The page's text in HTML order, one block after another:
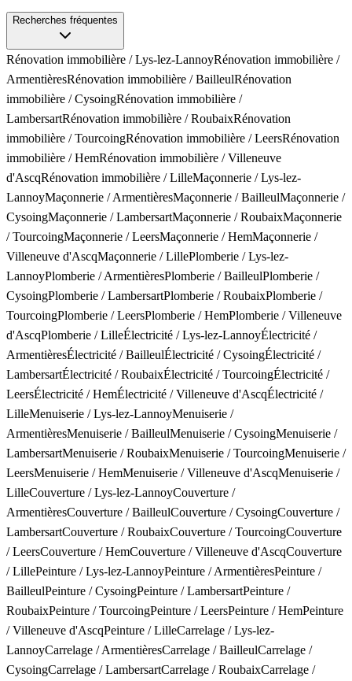
Recherches fréquentes
Rénovation immobilière / Lys-lez-LannoyRénovation immobilière /
ArmentièresRénovation immobilière / BailleulRénovation
immobilière / CysoingRénovation immobilière /
LambersartRénovation immobilière / RoubaixRénovation
immobilière / TourcoingRénovation immobilière / LeersRénovation
immobilière / HemRénovation immobilière / Villeneuve
d'AscqRénovation immobilière / LilleMaçonnerie / Lys-lez-
LannoyMaçonnerie / ArmentièresMaçonnerie / BailleulMaçonnerie /
CysoingMaçonnerie / LambersartMaçonnerie / RoubaixMaçonnerie
/ TourcoingMaçonnerie / LeersMaçonnerie / HemMaçonnerie /
Villeneuve d'AscqMaçonnerie / LillePlomberie / Lys-lez-
LannoyPlomberie / ArmentièresPlomberie / BailleulPlomberie /
CysoingPlomberie / LambersartPlomberie / RoubaixPlomberie /
TourcoingPlomberie / LeersPlomberie / HemPlomberie / Villeneuve
d'AscqPlomberie / LilleÉlectricité / Lys-lez-LannoyÉlectricité /
ArmentièresÉlectricité / BailleulÉlectricité / CysoingÉlectricité /
LambersartÉlectricité / RoubaixÉlectricité / TourcoingÉlectricité /
LeersÉlectricité / HemÉlectricité / Villeneuve d'AscqÉlectricité /
LilleMenuiserie / Lys-lez-LannoyMenuiserie /
ArmentièresMenuiserie / BailleulMenuiserie / CysoingMenuiserie /
LambersartMenuiserie / RoubaixMenuiserie / TourcoingMenuiserie /
LeersMenuiserie / HemMenuiserie / Villeneuve d'AscqMenuiserie /
LilleCouverture / Lys-lez-LannoyCouverture /
ArmentièresCouverture / BailleulCouverture / CysoingCouverture /
LambersartCouverture / RoubaixCouverture / TourcoingCouverture
/ LeersCouverture / HemCouverture / Villeneuve d'AscqCouverture
/ LillePeinture / Lys-lez-LannoyPeinture / ArmentièresPeinture /
BailleulPeinture / CysoingPeinture / LambersartPeinture /
RoubaixPeinture / TourcoingPeinture / LeersPeinture / HemPeinture
/ Villeneuve d'AscqPeinture / LilleCarrelage / Lys-lez-
LannoyCarrelage / ArmentièresCarrelage / BailleulCarrelage /
CysoingCarrelage / LambersartCarrelage / RoubaixCarrelage /